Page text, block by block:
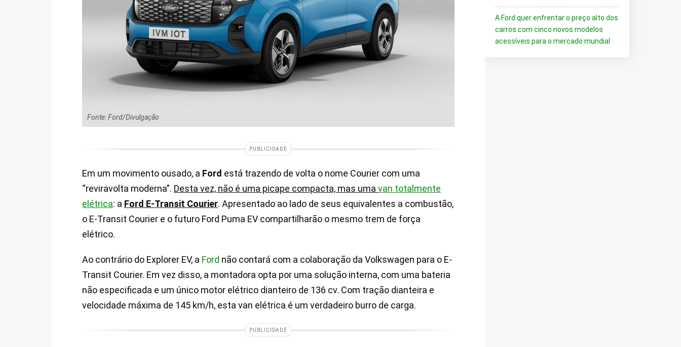
Fonte: Ford/Divulgação
PUBLICIDADE
Em um movimento ousado, a Ford está trazendo de volta o nome Courier com uma
“reviravolta moderna”. Desta vez, não é uma picape compacta, mas uma van totalmente
elétrica: a Ford E-Transit Courier. Apresentado ao lado de seus equivalentes a combustão,
o E-Transit Courier e o futuro Ford Puma EV compartilharão o mesmo trem de força
elétrico.
Ao contrário do Explorer EV, a Ford não contará com a colaboração da Volkswagen para o E-
Transit Courier. Em vez disso, a montadora opta por uma solução interna, com uma bateria
não especificada e um único motor elétrico dianteiro de 136 cv. Com tração dianteira e
velocidade máxima de 145 km/h, esta van elétrica é um verdadeiro burro de carga.
PUBLICIDADE
A Ford quer enfrentar o preço alto dos
carros com cinco novos modelos
acessíveis para o mercado mundial